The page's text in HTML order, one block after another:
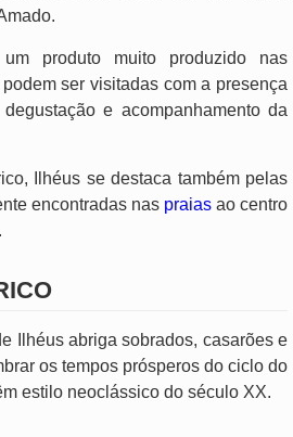
produto muito produzido nas
ser visitadas com a presença
e acompanhamento da
Ilhéus se destaca também pelas
encontradas nas praias ao centro
Ilhéus abriga sobrados, casarões e
os tempos prósperos do ciclo do
estilo neoclássico do século XX.